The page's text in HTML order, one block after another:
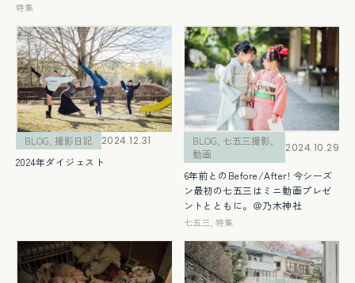
特集
BLOG, 撮影日記
2024.12.31
2024年ダイジェスト
BLOG, 七五三撮影,
動画
2024.10.29
6年前とのBefore/After! 今シーズ
ン最初の七五三はミニ動画プレゼ
ントとともに。＠乃木神社
七五三 特集